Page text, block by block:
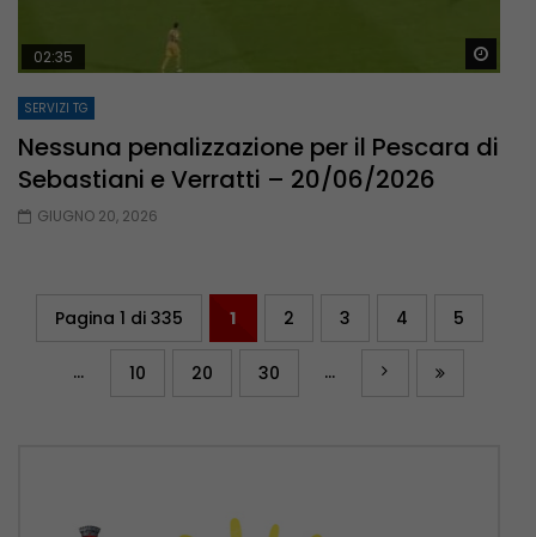
02:35
SERVIZI TG
Nessuna penalizzazione per il Pescara di
Sebastiani e Verratti – 20/06/2026
GIUGNO 20, 2026
Pagina 1 di 335 1 2 3 4 5
... 10 20 30 ...